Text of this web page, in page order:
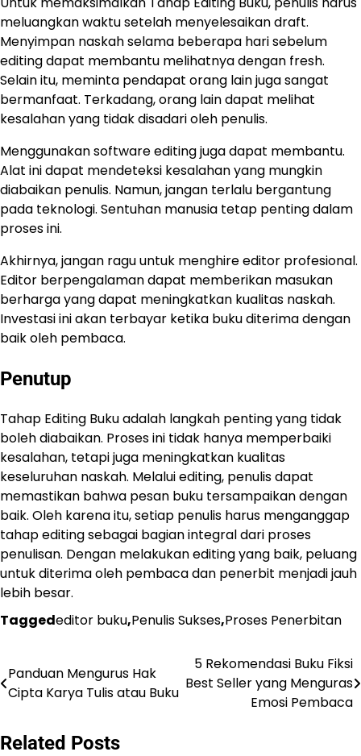
meluangkan waktu setelah menyelesaikan draft.
Menyimpan naskah selama beberapa hari sebelum
editing dapat membantu melihatnya dengan fresh.
Selain itu, meminta pendapat orang lain juga sangat
bermanfaat. Terkadang, orang lain dapat melihat
kesalahan yang tidak disadari oleh penulis.
Menggunakan software editing juga dapat membantu.
Alat ini dapat mendeteksi kesalahan yang mungkin
diabaikan penulis. Namun, jangan terlalu bergantung
pada teknologi. Sentuhan manusia tetap penting dalam
proses ini.
Akhirnya, jangan ragu untuk menghire editor profesional.
Editor berpengalaman dapat memberikan masukan
berharga yang dapat meningkatkan kualitas naskah.
Investasi ini akan terbayar ketika buku diterima dengan
baik oleh pembaca.
Penutup
Tahap Editing Buku adalah langkah penting yang tidak
boleh diabaikan. Proses ini tidak hanya memperbaiki
kesalahan, tetapi juga meningkatkan kualitas
keseluruhan naskah. Melalui editing, penulis dapat
memastikan bahwa pesan buku tersampaikan dengan
baik. Oleh karena itu, setiap penulis harus menganggap
tahap editing sebagai bagian integral dari proses
penulisan. Dengan melakukan editing yang baik, peluang
untuk diterima oleh pembaca dan penerbit menjadi jauh
lebih besar.
Taggededitor buku,Penulis Sukses,Proses Penerbitan
Navigasi
pos
Panduan Mengurus Hak
Cipta Karya Tulis atau Buku
5 Rekomendasi Buku Fiksi
Best Seller yang Menguras
Emosi Pembaca
Related Posts